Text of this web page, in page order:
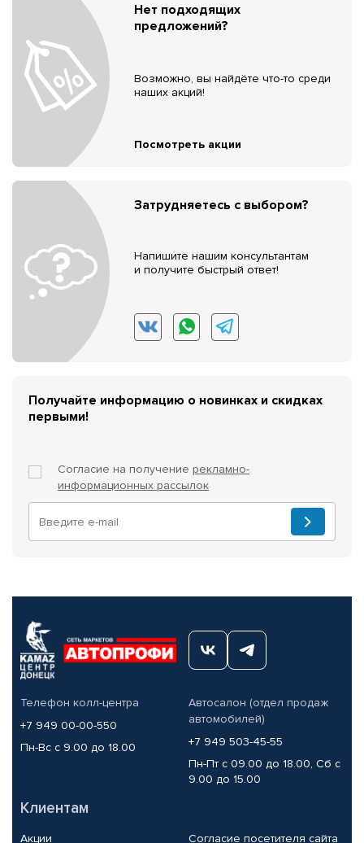
Нет подходящих
предложений?
Возможно, вы найдёте что-то среди
наших акций!
Посмотреть акции
Затрудняетесь с выбором?
Напишите нашим консультантам
и получите быстрый ответ!
Получайте информацию о новинках и скидках
первыми!
Согласие на получение рекламно-
информационных рассылок
Телефон колл-центра
+7 949 00-00-550
Пн-Вс с 9.00 до 18.00
Автосалон (отдел продаж
автомобилей)
+7 949 503-45-55
Пн-Пт с 09.00 до 18.00, Сб с
9.00 до 15.00
Клиентам
Акции Согласие посетителя сайта